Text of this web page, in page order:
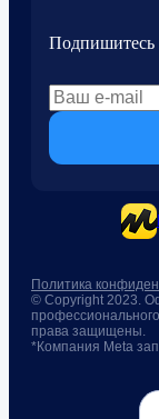
Подпишитесь
© Copyright 2023.
права защищены.
*Компания Meta
Политика